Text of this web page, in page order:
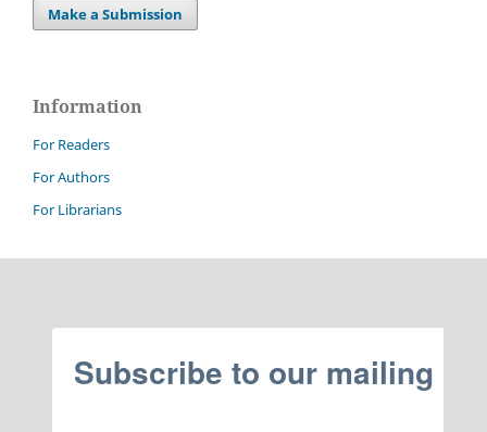
Make a Submission
Information
For Readers
For Authors
For Librarians